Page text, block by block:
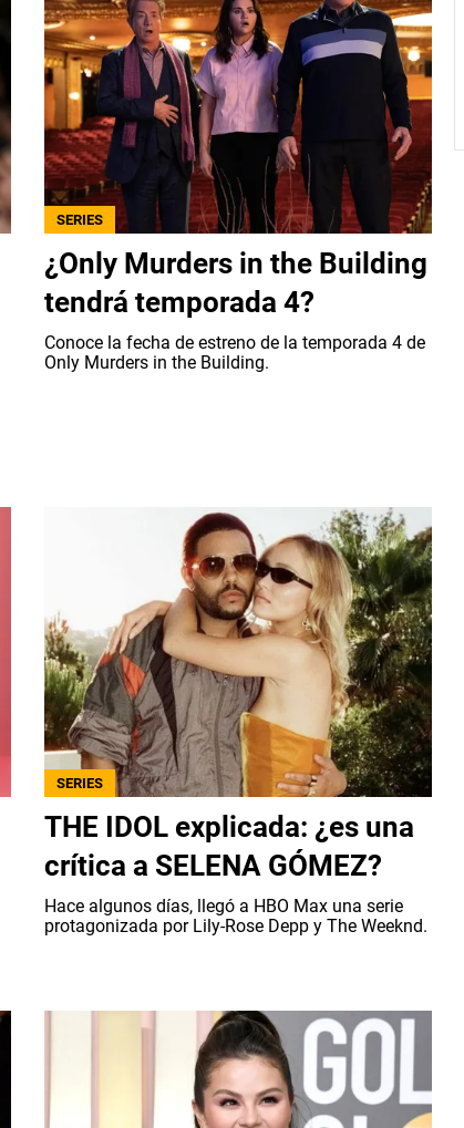
SERIES
¿Only Murders in the Building
tendrá temporada 4?
Conoce la fecha de estreno de la temporada 4 de
Only Murders in the Building.
SERIES
THE IDOL explicada: ¿es una
crítica a SELENA GÓMEZ?
Hace algunos días, llegó a HBO Max una serie
protagonizada por Lily-Rose Depp y The Weeknd.